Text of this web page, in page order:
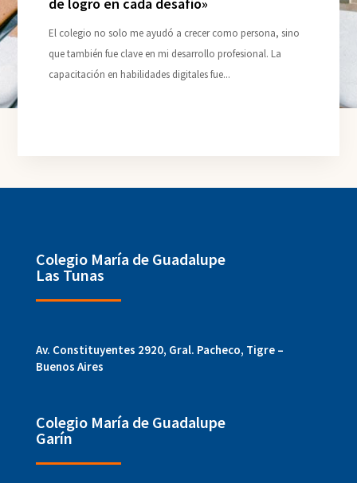
El colegio no solo me ayudó a crecer como persona, sino
que también fue clave en mi desarrollo profesional. La
capacitación en habilidades digitales fue...
Colegio María de Guadalupe
Las Tunas
Av. Constituyentes 2920, Gral. Pacheco, Tigre –
Buenos Aires
Colegio María de Guadalupe
Garín